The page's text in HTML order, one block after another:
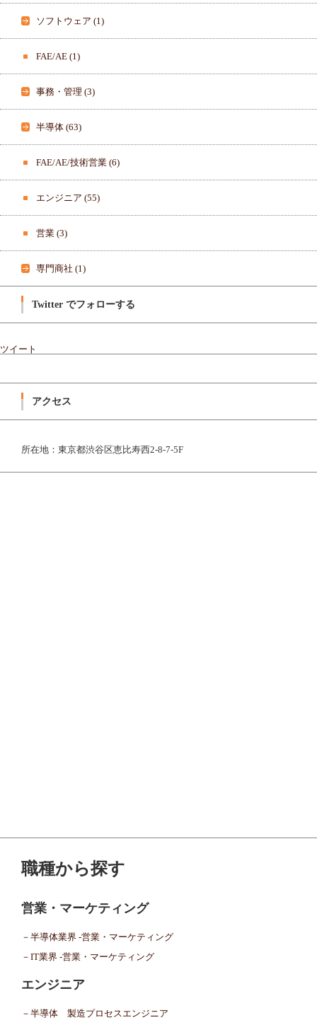
フ
を
表
ソフトウェア (1)
FAE/AE (1)
事務・管理 (3)
半導体 (63)
FAE/AE/技術営業 (6)
エンジニア (55)
営業 (3)
専門商社 (1)
Twitter でフォローする
ツイート
アクセス
所在地：東京都渋谷区恵比寿西2-8-7-5F
職種から探す
営業・マーケティング
－半導体業界 -営業・マーケティング
－IT業界 -営業・マーケティング
エンジニア
－半導体 製造プロセスエンジニア